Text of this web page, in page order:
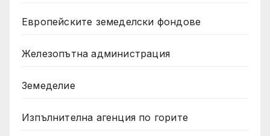
Европейските земеделски фондове
Железопътна администрация
Земеделие
Изпълнителна агенция по горите